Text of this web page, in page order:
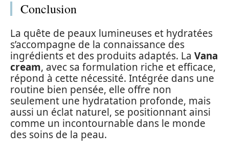
Conclusion
La quête de peaux lumineuses et hydratées
s’accompagne de la connaissance des
ingrédients et des produits adaptés. La Vana
cream, avec sa formulation riche et efficace,
répond à cette nécessité. Intégrée dans une
routine bien pensée, elle offre non
seulement une hydratation profonde, mais
aussi un éclat naturel, se positionnant ainsi
comme un incontournable dans le monde
des soins de la peau.